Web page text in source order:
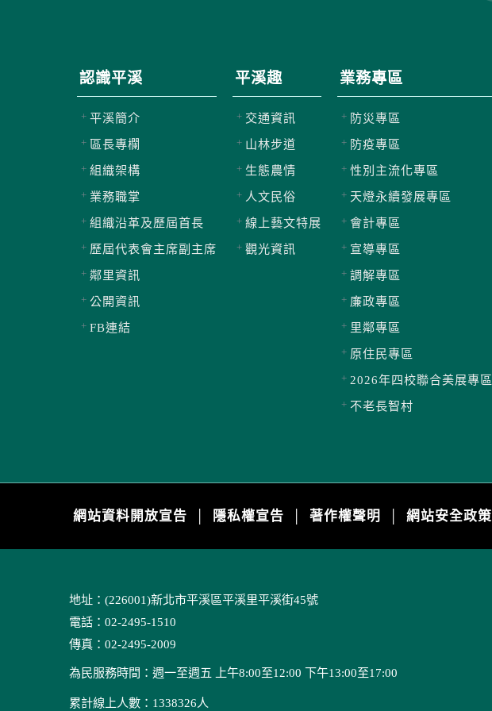
認識平溪
平溪簡介
區長專欄
組織架構
業務職掌
組織沿革及歷屆首長
歷屆代表會主席副主席
鄰里資訊
公開資訊
FB連結
平溪趣
交通資訊
山林步道
生態農情
人文民俗
線上藝文特展
觀光資訊
業務專區
防災專區
防疫專區
性別主流化專區
天燈永續發展專區
會計專區
宣導專區
調解專區
廉政專區
里鄰專區
原住民專區
2026年四校聯合美展專區
不老長智村
網站資料開放宣告 隱私權宣告 著作權聲明 網站安全政策
地址：(226001)新北市平溪區平溪里平溪街45號
電話：02-2495-1510
傳真：02-2495-2009
為民服務時間：週一至週五 上午8:00至12:00 下午13:00至17:00
累計線上人數：1338326人